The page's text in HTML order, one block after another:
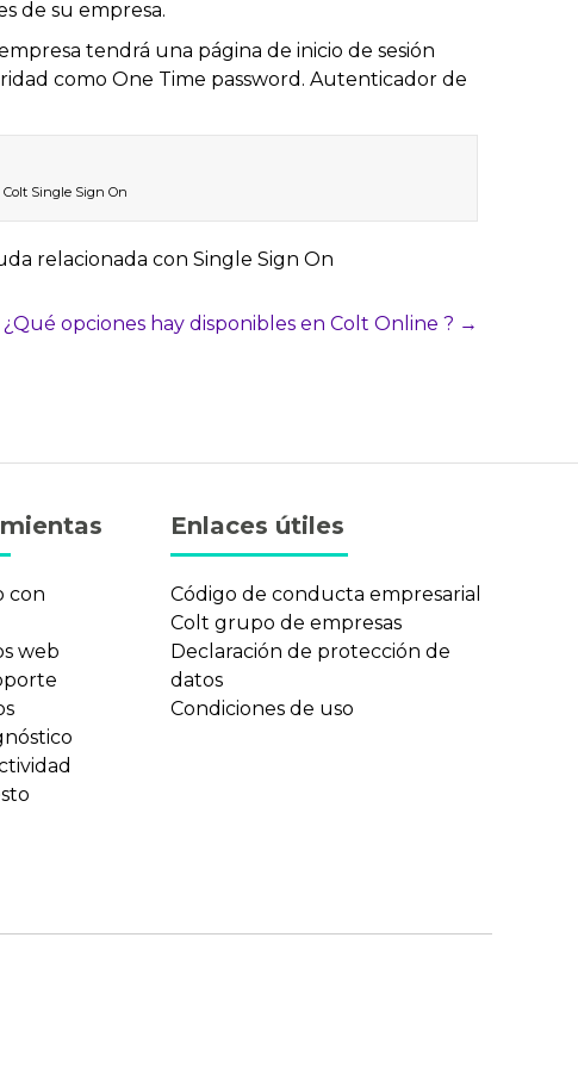
de su empresa.
tendrá una página de inicio de sesión
como One Time password. Autenticador de
Single Sign On
relacionada con Single Sign On
¿Qué opciones hay disponibles en Colt Online ? →
con
web
Enlaces útiles
Código de conducta empresarial
Colt grupo de empresas
Declaración de protección de
datos
Condiciones de uso